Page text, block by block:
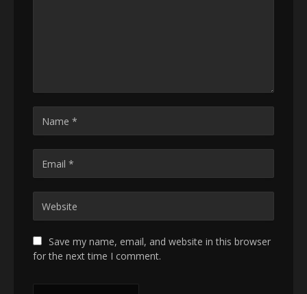
Save my name, email, and website in this browser
for the next time I comment.